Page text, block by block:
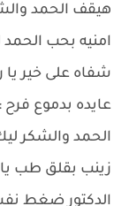
هيقف الحمد
امنيه بحب
شفاه على خير يا
عايده بدموع فرح
الحمد والشكر
زينب بقلق طب يا
الدكتور ضغط